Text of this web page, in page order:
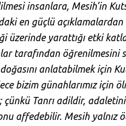
insanlara, Mesih’in
en güçlü
üzerinde yarattığı etki
tarafından
anlatabilmek için
bizim günahlarımız için
Tanrı adildir,
affedebilir. Mesih yalnız